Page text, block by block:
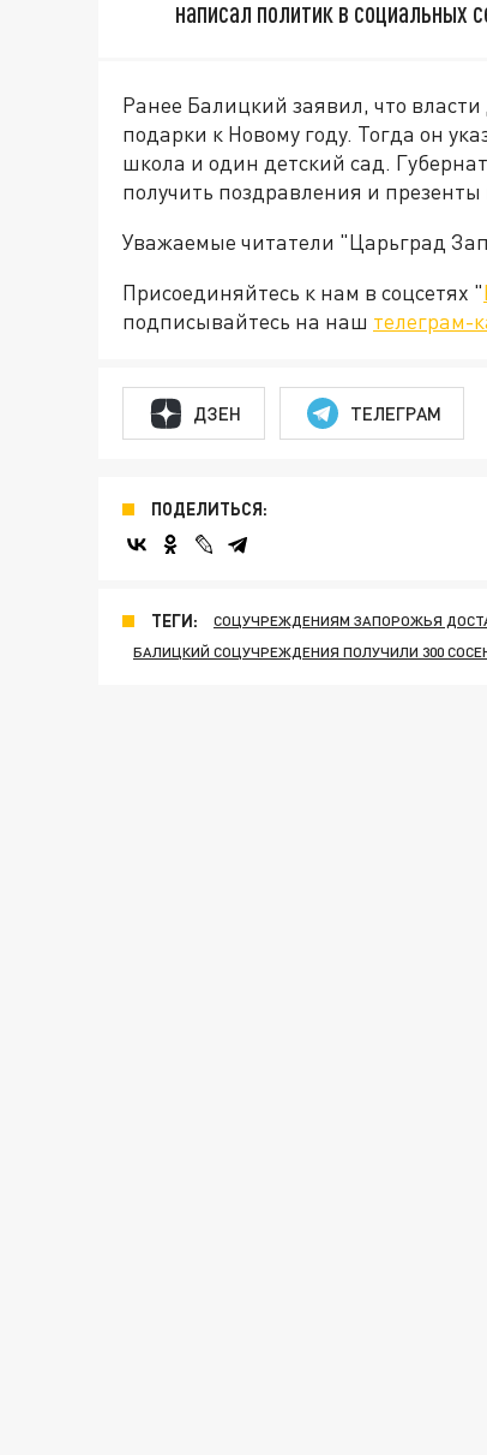
написал политик в социальных
Ранее Балицкий заявил, что
подарки к Новому году. Тогда он
школа и один детский сад.
получить поздравления и
Уважаемые читатели "Царьград
Присоединяйтесь к нам в соцсетях "
подписывайтесь на наш телеграм-
ДЗЕН ТЕЛЕГРАМ
ПОДЕЛИТЬСЯ:
ТЕГИ:
СОЦУЧРЕЖДЕНИЯМ ЗАПОРОЖЬЯ
БАЛИЦКИЙ СОЦУЧРЕЖДЕНИЯ ПОЛУЧИЛИ 300